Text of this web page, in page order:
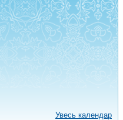
Увесь календар